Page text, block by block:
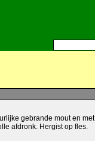
gebrande mout en met
afdronk. Hergist op fles.